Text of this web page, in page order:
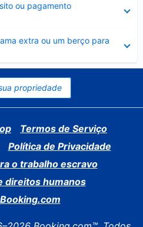
ou pagamento
extra ou um berço para
propriedade
Termos de Serviço
Política de Privacidade
o trabalho escravo
direitos humanos